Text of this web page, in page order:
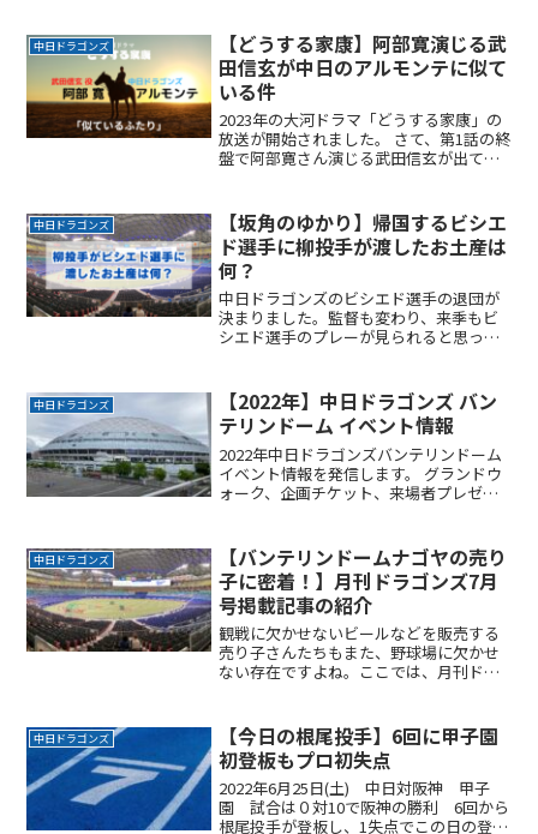
するのも一つの方法です。以下に、その
理由と彼を欲しがる可能性ReadMore...
中日ドラゴンズ
【どうする家康】阿部寛演じる武
田信玄が中日のアルモンテに似て
いる件
2023年の大河ドラマ「どうする家康」の
放送が開始されました。 さて、第1話の終
盤で阿部寛さん演じる武田信玄が出て来
くりではありませんか。 アルモンテは今
季から中日ドラゴンズに出戻って来た選
手です。阿部寛さんとアルモンテの活躍
に注目です。
中日ドラゴンズ
【坂角のゆかり】帰国するビシエ
ド選手に柳投手が渡したお土産は
何？
中日ドラゴンズのビシエド選手の退団が
決まりました。監督も変わり、来季もビ
シエド選手のプレーが見られると思って
で、どこかの球団がビシエドを獲得して
くれることを切に望みます。ReadMore...
中日ドラゴンズ
【2022年】中日ドラゴンズ バン
テリンドーム イベント情報
2022年中日ドラゴンズバンテリンドーム
イベント情報を発信します。 グランドウ
ォーク、企画チケット、来場者プレゼン
ラウンドに降りてみた様子を紹介しま
す。 試合終了後に直前まで選手がプレー
していたグラウンドに降りて自由に散策
できます。
中日ドラゴンズ
【バンテリンドームナゴヤの売り
子に密着！】月刊ドラゴンズ7月
号掲載記事の紹介
観戦に欠かせないビールなどを販売する
売り子さんたちもまた、野球場に欠かせ
ない存在ですよね。ここでは、月刊ドラ
密着した記事を紹介しています。
中日ドラゴンズ
【今日の根尾投手】6回に甲子園
初登板もプロ初失点
2022年6月25日(土) 中日対阪神 甲子
園 試合は０対10で阪神の勝利 6回から
根尾投手が登板し、1失点でこの日の登板